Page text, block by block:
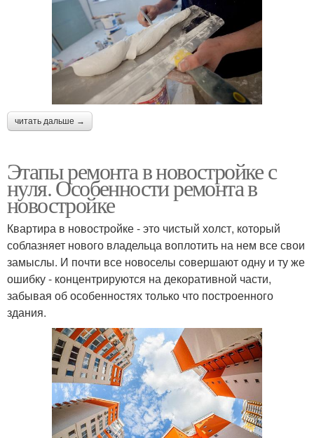
читать дальше →
Этапы ремонта в новостройке с
нуля. Особенности ремонта в
новостройке
Квартира в новостройке - это чистый холст, который
соблазняет нового владельца воплотить на нем все свои
замыслы. И почти все новоселы совершают одну и ту же
ошибку - концентрируются на декоративной части,
забывая об особенностях только что построенного
здания.